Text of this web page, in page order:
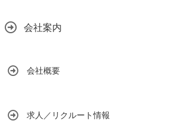
会社案内
会社概要
求人／リクルート情報